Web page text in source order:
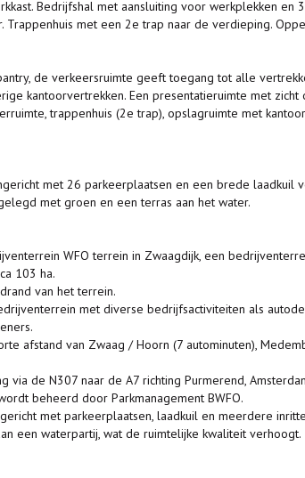
Bedrijfshal met aansluiting voor werkplekken en
Trappenhuis met een 2e trap naar de verdieping.
de verkeersruimte geeft toegang tot alle
kantoorvertrekken. Een presentatieruimte met
trappenhuis (2e trap), opslagruimte met
met 26 parkeerplaatsen en een brede laadkuil
met groen en een terras aan het water.
WFO terrein in Zwaagdijk, een
103 ha.
van het terrein.
met diverse bedrijfsactiviteiten als
afstand van Zwaag / Hoorn (7 autominuten),
via de N307 naar de A7 richting Purmerend,
beheerd door Parkmanagement BWFO.
met parkeerplaatsen, laadkuil en meerdere
een waterpartij, wat de ruimtelijke kwaliteit verhoogt.